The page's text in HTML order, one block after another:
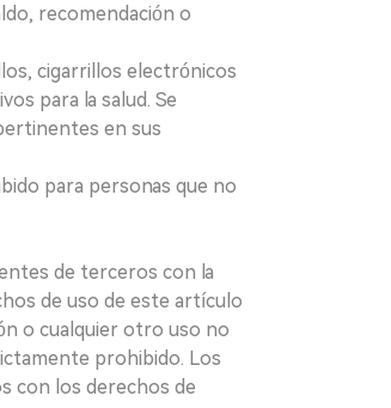
recomendación o
cigarrillos electrónicos
para la salud. Se
en sus
para personas que no
de terceros con la
de uso de este artículo
o cualquier otro uso no
prohibido. Los
con los derechos de